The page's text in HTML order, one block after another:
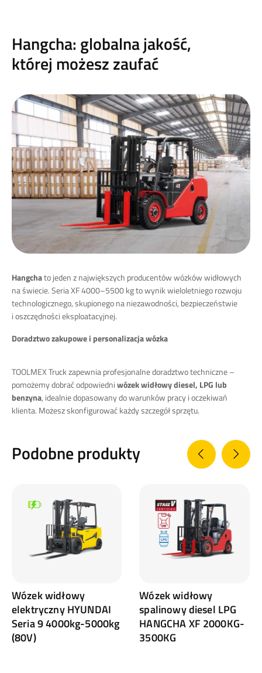
Hangcha: globalna jakość,
której możesz zaufać
Hangchato jeden z największych producentów wózków widłowych
na świecie. Seria XF 4000–5500 kg to wynik wieloletniego rozwoju
technologicznego, skupionego na niezawodności, bezpieczeństwie
i oszczędności eksploatacyjnej.
Doradztwo zakupowe i personalizacja wózka
TOOLMEX Truck zapewnia profesjonalne doradztwo techniczne –
pomożemy dobrać odpowiedniwózek widłowy diesel, LPG lub
benzyna, idealnie dopasowany do warunków pracy i oczekiwań
klienta. Możesz skonfigurować każdy szczegół sprzętu.
Podobne produkty
Wózek widłowy
elektryczny HYUNDAI
Seria 9 4000kg-5000kg
(80V)
Wózek widłowy
spalinowy diesel LPG
HANGCHA XF 2000KG-
3500KG